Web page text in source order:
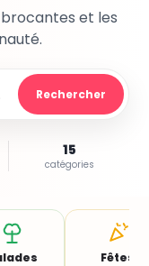
et les
Rechercher
15
catégories
Fêtes